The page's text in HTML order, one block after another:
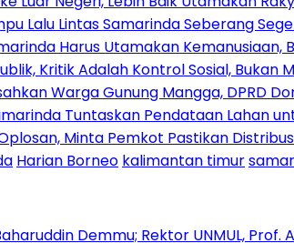
Lalu Lintas Samarinda Seberang
Harus Utamakan Kemanusiaan,
Kritik Adalah Kontrol Sosial, Bukan
Warga Gunung Mangga, DPRD
Tuntaskan Pendataan Lahan
Minta Pemkot Pastikan
Harian Borneo kalimantan timur